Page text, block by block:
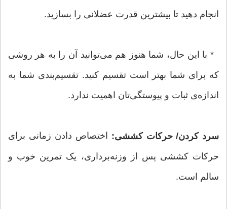
انجام دهید تا بیشترین قدرت عضلانی را بسازید.
* با این حال، شما هنوز هم می‌توانید آن را به هر روشی
که برای شما بهتر است تقسیم کنید. تقسیم‌بندی شما به
اندازه‌ی ثبات و پیوستگی‌تان اهمیت ندارد.
سرد کردن/ حرکات کششی: اختصاص دادن زمانی برای
حرکات کششی پس از وزنه‌برداری، یک تمرین خوب و
سالم است.